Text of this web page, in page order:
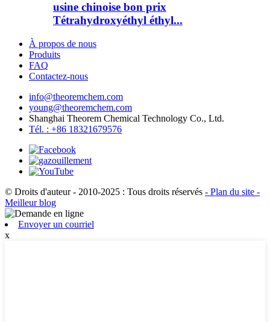
usine chinoise bon prix
Tétrahydroxyéthyl éthyl...
À propos de nous
Produits
FAQ
Contactez-nous
info@theoremchem.com
young@theoremchem.com
Shanghai Theorem Chemical Technology Co., Ltd.
Tél. : +86 18321679576
© Droits d'auteur - 2010-2025 : Tous droits réservés - Plan du site -
Meilleur blog
Envoyer un courriel
x